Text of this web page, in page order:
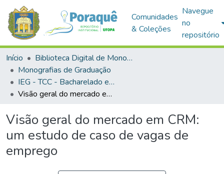
Comunidades
& Coleções
Navegue
no
repositório
Início
Biblioteca Digital de Monografias (BDM)
Monografias de Graduação
IEG - TCC - Bacharelado em Ciências da Computação
Visão geral do mercado em CRM: um estudo de caso de vagas de emprego
Visão geral do mercado em CRM:
um estudo de caso de vagas de
emprego